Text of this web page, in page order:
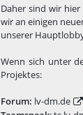
Daher sind wir
wir an einigen
unserer
Wenn sich unter
Projektes:
Forum: lv-dm.de